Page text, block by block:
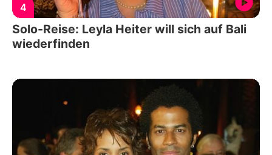
4
Solo-Reise: Leyla Heiter will sich auf Bali
wiederfinden